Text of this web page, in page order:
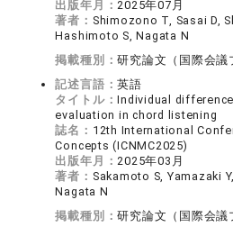
出版年月：2025年07月
著者： Shimozono T, Sasai D,
Hashimoto S, Nagata N
掲載種別：研究論文（国際会議
記述言語：英語
タイトル：Individual
evaluation in chord listening
誌名： 12th International
Concepts (ICNMC2025)
出版年月：2025年03月
著者： Sakamoto S, Yamazaki
Nagata N
掲載種別：研究論文（国際会議